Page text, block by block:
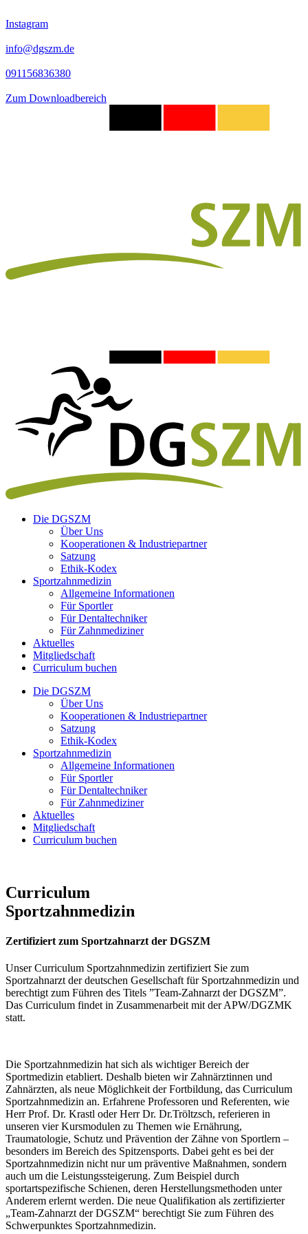
Instagram
info@dgszm.de
091156836380
Zum Downloadbereich
Die DGSZM
Über Uns
Kooperationen & Industriepartner
Satzung
Ethik-Kodex
Sportzahnmedizin
Allgemeine Informationen
Für Sportler
Für Dentaltechniker
Für Zahnmediziner
Aktuelles
Mitgliedschaft
Curriculum buchen
Die DGSZM
Über Uns
Kooperationen & Industriepartner
Satzung
Ethik-Kodex
Sportzahnmedizin
Allgemeine Informationen
Für Sportler
Für Dentaltechniker
Für Zahnmediziner
Aktuelles
Mitgliedschaft
Curriculum buchen
Curriculum
Sportzahnmedizin
Zertifiziert zum Sportzahnarzt der DGSZM
Unser Curriculum Sportzahnmedizin zertifiziert Sie zum
Sportzahnarzt der deutschen Gesellschaft für Sportzahnmedizin und
berechtigt zum Führen des Titels ”Team-Zahnarzt der DGSZM”.
Das Curriculum findet in Zusammenarbeit mit der APW/DGZMK
statt.
Die Sportzahnmedizin hat sich als wichtiger Bereich der
Sportmedizin etabliert. Deshalb bieten wir Zahnärztinnen und
Zahnärzten, als neue Möglichkeit der Fortbildung, das Curriculum
Sportzahnmedizin an. Erfahrene Professoren und Referenten, wie
Herr Prof. Dr. Krastl oder Herr Dr. Dr.Tröltzsch, referieren in
unseren vier Kursmodulen zu Themen wie Ernährung,
Traumatologie, Schutz und Prävention der Zähne von Sportlern –
besonders im Bereich des Spitzensports. Dabei geht es bei der
Sportzahnmedizin nicht nur um präventive Maßnahmen, sondern
auch um die Leistungssteigerung. Zum Beispiel durch
sportartspezifische Schienen, deren Herstellungsmethoden unter
Anderem erlernt werden. Die neue Qualifikation als zertifizierter
„Team-Zahnarzt der DGSZM“ berechtigt Sie zum Führen des
Schwerpunktes Sportzahnmedizin.